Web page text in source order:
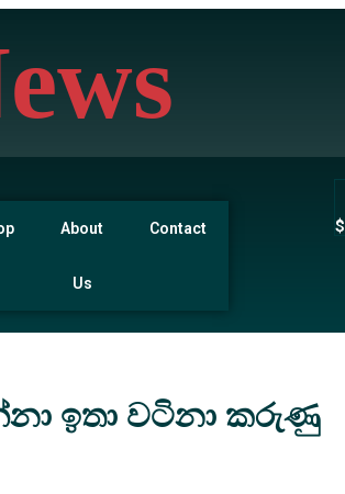
About
Us
Contact $
ඉතා වටිනා කරුණු